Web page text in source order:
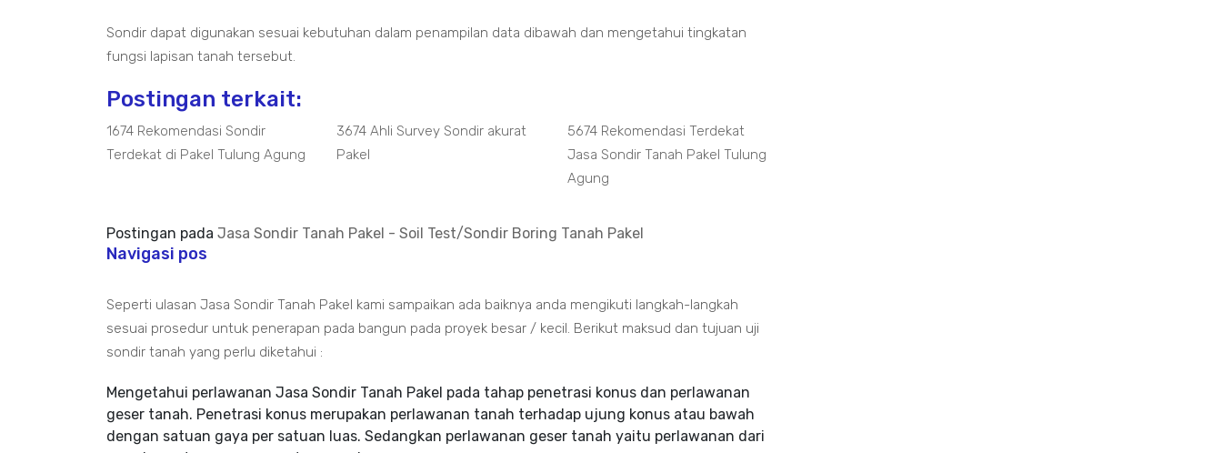
Sondir dapat digunakan sesuai kebutuhan dalam penampilan data dibawah dan mengetahui tingkatan
fungsi lapisan tanah tersebut.
Postingan terkait:
1674 Rekomendasi Sondir
Terdekat di Pakel Tulung Agung
3674 Ahli Survey Sondir akurat
Pakel
5674 Rekomendasi Terdekat
Jasa Sondir Tanah Pakel Tulung
Agung
Postingan pada Jasa Sondir Tanah Pakel - Soil Test/Sondir Boring Tanah Pakel
Navigasi pos
Seperti ulasan Jasa Sondir Tanah Pakel kami sampaikan ada baiknya anda mengikuti langkah-langkah
sesuai prosedur untuk penerapan pada bangun pada proyek besar / kecil. Berikut maksud dan tujuan uji
sondir tanah yang perlu diketahui :
Mengetahui perlawanan Jasa Sondir Tanah Pakel pada tahap penetrasi konus dan perlawanan
geser tanah. Penetrasi konus merupakan perlawanan tanah terhadap ujung konus atau bawah
dengan satuan gaya per satuan luas. Sedangkan perlawanan geser tanah yaitu perlawanan dari